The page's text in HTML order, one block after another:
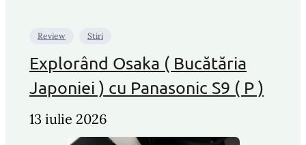
Review Stiri
Explorând Osaka ( Bucătăria
Japoniei ) cu Panasonic S9 ( P )
13 iulie 2026